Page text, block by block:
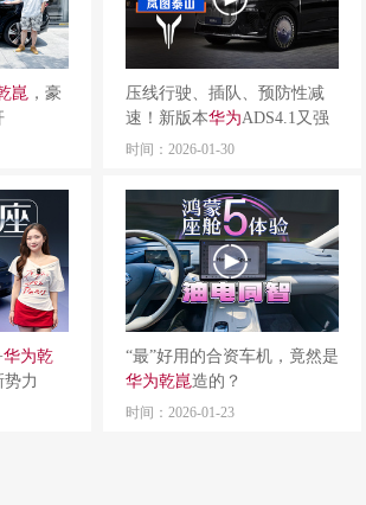
崑 ，豪
压线行驶、插队、预防性减
速！新版本华为ADS4.1又强
了？
时间：2026-01-30
华为乾
力
“最”好用的合资车机，竟然是
华为乾崑造的？
时间：2026-01-23